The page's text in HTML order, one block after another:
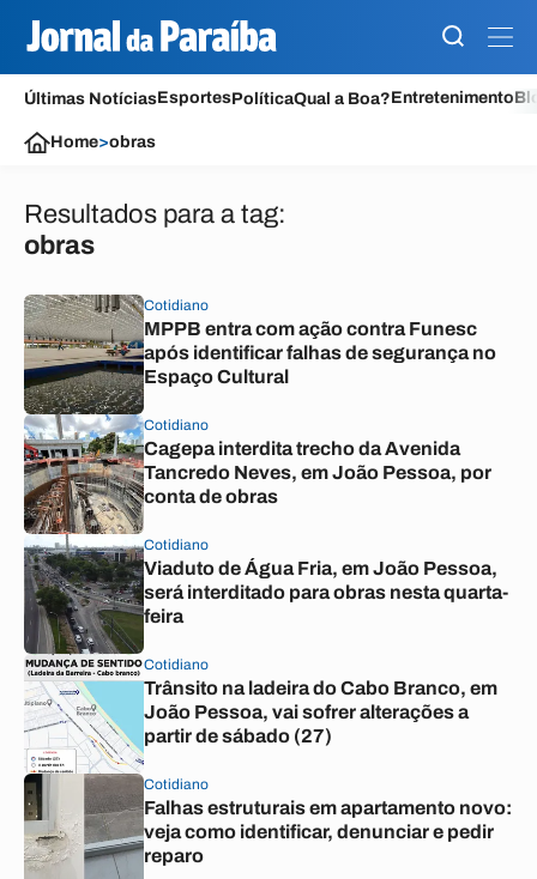
Últimas NotíciasEsportesPolíticaQual a Boa?Entretenimento
Home>obras
Resultados para a tag:
obras
Cotidiano
MPPB entra com ação contra Funesc
após identificar falhas de segurança no
Espaço Cultural
Cotidiano
Cagepa interdita trecho da Avenida
Tancredo Neves, em João Pessoa, por
conta de obras
Cotidiano
Viaduto de Água Fria, em João Pessoa,
será interditado para obras nesta quarta-
feira
Cotidiano
Trânsito na ladeira do Cabo Branco, em
João Pessoa, vai sofrer alterações a
partir de sábado (27)
Cotidiano
Falhas estruturais em apartamento novo:
veja como identificar, denunciar e pedir
reparo